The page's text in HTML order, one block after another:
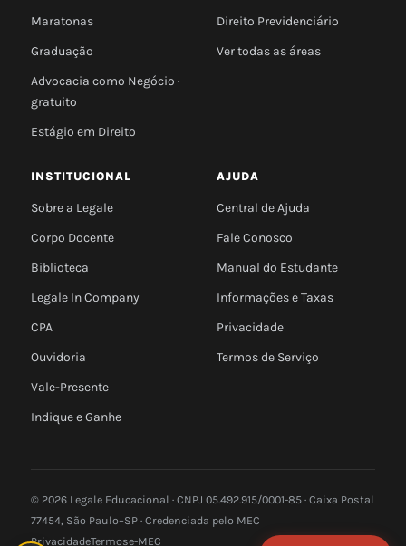
Maratonas
Graduação
Advocacia como Negócio ·
gratuito
Estágio em Direito
Direito Previdenciário
Ver todas as áreas
INSTITUCIONAL
Sobre a Legale
Corpo Docente
Biblioteca
Legale In Company
CPA
Ouvidoria
Vale-Presente
Indique e Ganhe
AJUDA
Central de Ajuda
Fale Conosco
Manual do Estudante
Informações e Taxas
Privacidade
Termos de Serviço
© 2026 Legale Educacional · CNPJ 05.492.915/0001-85 · Caixa Postal
77454, São Paulo–SP · Credenciada pelo MEC
PrivacidadeTermose-MEC